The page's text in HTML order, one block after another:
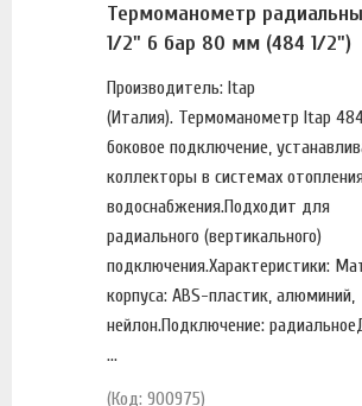
Термоманометр
1/2" 6 бар 80 мм (484 1/2")
Производитель: Itap
(Италия). Термоманометр Itap
боковое подключение,
коллекторы в системах
водоснабжения.Подходит для
радиального (вертикального)
подключения.Характеристики:
корпуса: ABS-пластик, алюминий,
нейлон.Подключение:
...
(Код: 900975)